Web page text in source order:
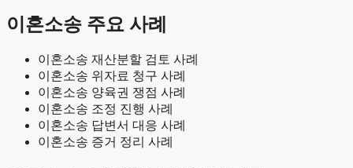
이혼소송 주요 사례
이혼소송 재산분할 검토 사례
이혼소송 위자료 청구 사례
이혼소송 양육권 쟁점 사례
이혼소송 조정 진행 사례
이혼소송 답변서 대응 사례
이혼소송 증거 정리 사례